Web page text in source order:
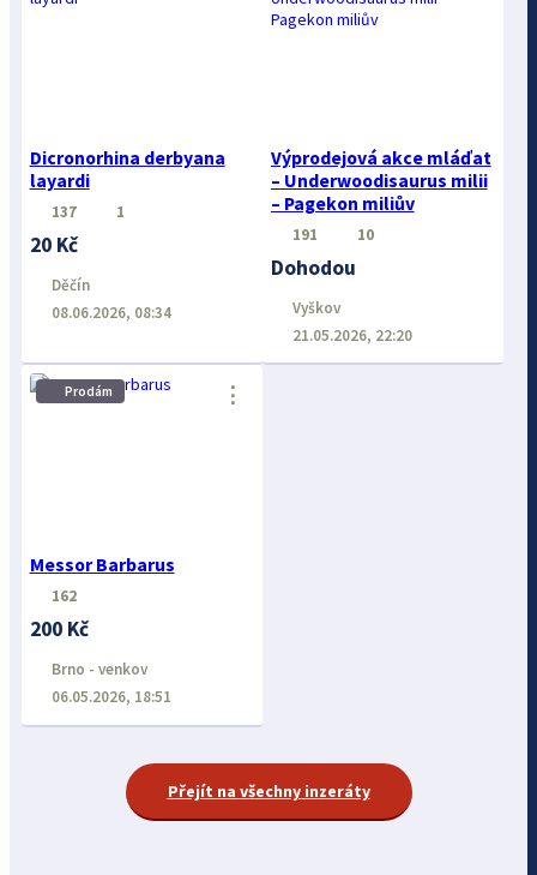
Dicronorhina derbyana
layardi
137 1
20 Kč
Děčín
08.06.2026, 08:34
Výprodejová akce mláďat
– Underwoodisaurus milii
– Pagekon miliův
191 10
Dohodou
Vyškov
21.05.2026, 22:20
Prodám
Messor Barbarus
⋮
162
200 Kč
Brno - venkov
06.05.2026, 18:51
Přejít na všechny inzeráty